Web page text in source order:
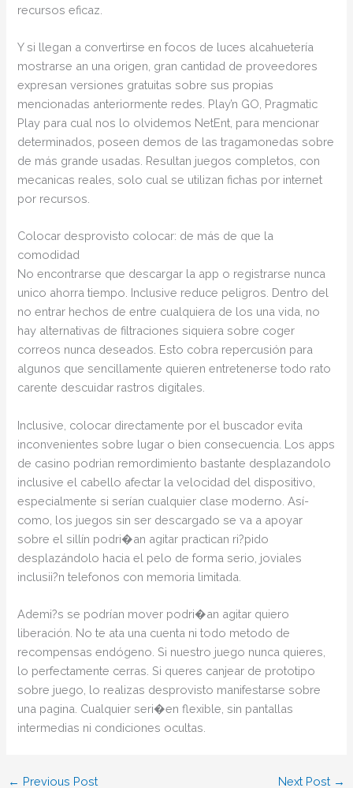
recursos eficaz.
Y si llegan a convertirse en focos de luces alcahuetería
mostrarse an una origen, gran cantidad de proveedores
expresan versiones gratuitas sobre sus propias
mencionadas anteriormente redes. Play’n GO, Pragmatic
Play para cual nos lo olvidemos NetEnt, para mencionar
determinados, poseen demos de las tragamonedas sobre
de más grande usadas. Resultan juegos completos, con
mecanicas reales, solo cual se utilizan fichas por internet
por recursos.
Colocar desprovisto colocar: de más de que la
comodidad
No encontrarse que descargar la app o registrarse nunca
unico ahorra tiempo. Inclusive reduce peligros. Dentro del
no entrar hechos de entre cualquiera de los una vida, no
hay alternativas de filtraciones siquiera sobre coger
correos nunca deseados. Esto cobra repercusión para
algunos que sencillamente quieren entretenerse todo rato
carente descuidar rastros digitales.
Inclusive, colocar directamente por el buscador evita
inconvenientes sobre lugar o bien consecuencia. Los apps
de casino podrian remordimiento bastante desplazandolo
inclusive el cabello afectar la velocidad del dispositivo,
especialmente si serían cualquier clase moderno. Así­
como, los juegos sin ser descargado se va a apoyar
sobre el sillí­n podri�an agitar practican ri?pido
desplazándolo hacia el pelo de forma serio, joviales
inclusii?n telefonos con memoria limitada.
Ademi?s se podrí­an mover podri�an agitar quiero
liberación. No te ata una cuenta ni todo metodo de
recompensas endógeno. Si nuestro juego nunca quieres,
lo perfectamente cerras. Si queres canjear de prototipo
sobre juego, lo realizas desprovisto manifestarse sobre
una pagina. Cualquier seri�en flexible, sin pantallas
intermedias ni condiciones ocultas.
← Previous Post Next Post →